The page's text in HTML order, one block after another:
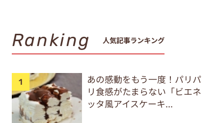
Ranking 人気記事ランキング
あの感動をもう一度！パリパ
リ食感がたまらない「ビエネ
ッタ風アイスケーキ...